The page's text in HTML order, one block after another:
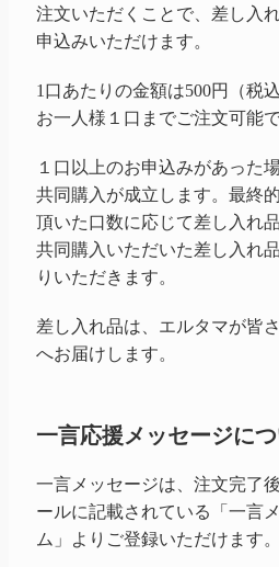
注文いただくことで、差し入
申込みいただけます。
1口あたりの金額は500円（税
お一人様１口までご注文可能で
１口以上のお申込みがあった
共同購入が成立します。最終
頂いた口数に応じて差し入れ
共同購入いただいた差し入れ
りいただきます。
差し入れ品は、エルタマが皆
へお届けします。
一言応援メッセージに
一言メッセージは、注文完了
ールに記載されている「一言
ム」よりご登録いただけます。